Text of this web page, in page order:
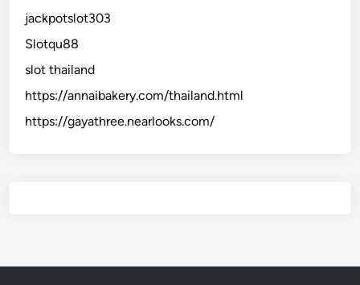
jackpotslot303
Slotqu88
slot thailand
https://annaibakery.com/thailand.html
https://gayathree.nearlooks.com/